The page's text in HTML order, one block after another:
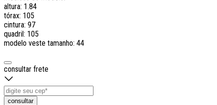
altura: 1.84
tórax: 105
cintura: 97
quadril: 105
modelo veste tamanho: 44
consultar frete
consultar